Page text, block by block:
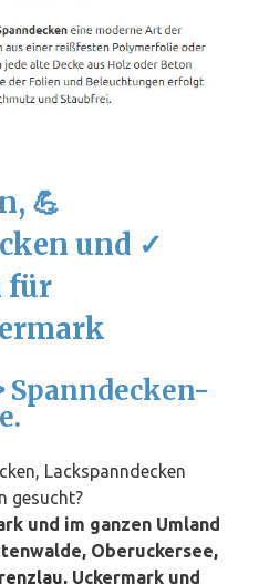
💪
und ✓
für
Spanndecken-
Lackspanndecken
gesucht?
und im ganzen Umland
Oberuckersee,
, Uckermark und